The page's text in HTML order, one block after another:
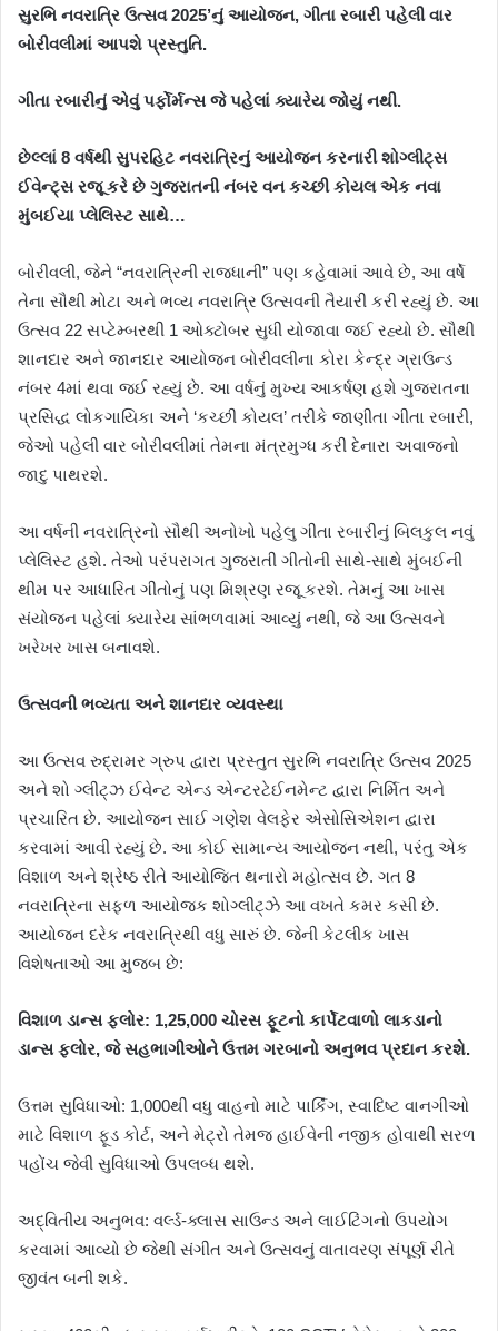
સુરભિ નવરાત્રિ ઉત્સવ 2025’નું આયોજન, ગીતા રબારી પહેલી વાર
બોરીવલીમાં આપશે પ્રસ્તુતિ.
ગીતા રબારીનું એવું પર્ફોર્મન્સ જે પહેલાં ક્યારેય જોયું નથી.
છેલ્લાં 8 વર્ષથી સુપરહિટ નવરાત્રિનું આયોજન કરનારી શોગ્લીટ્સ
ઈવેન્ટ્સ રજૂ કરે છે ગુજરાતની નંબર વન કચ્છી કોયલ એક નવા
મુંબઈયા પ્લેલિસ્ટ સાથે…
બોરીવલી, જેને “નવરાત્રિની રાજધાની” પણ કહેવામાં આવે છે, આ વર્ષે
તેના સૌથી મોટા અને ભવ્ય નવરાત્રિ ઉત્સવની તૈયારી કરી રહ્યું છે. આ
ઉત્સવ 22 સપ્ટેમ્બરથી 1 ઓક્ટોબર સુધી યોજાવા જઈ રહ્યો છે. સૌથી
શાનદાર અને જાનદાર આયોજન બોરીવલીના કોરા કેન્દ્ર ગ્રાઉન્ડ
નંબર 4માં થવા જઈ રહ્યું છે. આ વર્ષનું મુખ્ય આકર્ષણ હશે ગુજરાતના
પ્રસિદ્ધ લોકગાયિકા અને ‘કચ્છી કોયલ’ તરીકે જાણીતા ગીતા રબારી,
જેઓ પહેલી વાર બોરીવલીમાં તેમના મંત્રમુગ્ધ કરી દેનારા અવાજનો
જાદુ પાથરશે.
આ વર્ષની નવરાત્રિનો સૌથી અનોખો પહેલુ ગીતા રબારીનું બિલકુલ નવું
પ્લેલિસ્ટ હશે. તેઓ પરંપરાગત ગુજરાતી ગીતોની સાથે-સાથે મુંબઈની
થીમ પર આધારિત ગીતોનું પણ મિશ્રણ રજૂ કરશે. તેમનું આ ખાસ
સંયોજન પહેલાં ક્યારેય સાંભળવામાં આવ્યું નથી, જે આ ઉત્સવને
ખરેખર ખાસ બનાવશે.
ઉત્સવની ભવ્યતા અને શાનદાર વ્યવસ્થા
આ ઉત્સવ રુદ્રામર ગ્રુપ દ્વારા પ્રસ્તુત સુરભિ નવરાત્રિ ઉત્સવ 2025
અને શો ગ્લીટ્ઝ ઈવેન્ટ એન્ડ એન્ટરટેઈનમેન્ટ દ્વારા નિર્મિત અને
પ્રચારિત છે. આયોજન સાઈ ગણેશ વેલફેર એસોસિએશન દ્વારા
કરવામાં આવી રહ્યું છે. આ કોઈ સામાન્ય આયોજન નથી, પરંતુ એક
વિશાળ અને શ્રેષ્ઠ રીતે આયોજિત થનારો મહોત્સવ છે. ગત 8
નવરાત્રિના સફળ આયોજક શોગ્લીટ્ઝે આ વખતે કમર કસી છે.
આયોજન દરેક નવરાત્રિથી વધુ સારું છે. જેની કેટલીક ખાસ
વિશેષતાઓ આ મુજબ છે:
વિશાળ ડાન્સ ફ્લોર: 1,25,000 ચોરસ ફૂટનો કાર્પેટવાળો લાકડાનો
ડાન્સ ફ્લોર, જે સહભાગીઓને ઉત્તમ ગરબાનો અનુભવ પ્રદાન કરશે.
ઉત્તમ સુવિધાઓ: 1,000થી વધુ વાહનો માટે પાર્કિંગ, સ્વાદિષ્ટ વાનગીઓ
માટે વિશાળ ફૂડ કોર્ટ, અને મેટ્રો તેમજ હાઈવેની નજીક હોવાથી સરળ
પહોંચ જેવી સુવિધાઓ ઉપલબ્ધ થશે.
અદ્વિતીય અનુભવ: વર્લ્ડ-ક્લાસ સાઉન્ડ અને લાઈટિંગનો ઉપયોગ
કરવામાં આવ્યો છે જેથી સંગીત અને ઉત્સવનું વાતાવરણ સંપૂર્ણ રીતે
જીવંત બની શકે.